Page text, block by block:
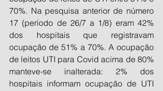
70%. Na pesquisa anterior de número
17 (período de 26/7 a 1/8) eram 42%
dos hospitais que registravam
ocupação de 51% a 70%. A ocupação
de leitos UTI para Covid acima de 80%
manteve-se inalterada: 2% dos
hospitais informam ocupação de UTI